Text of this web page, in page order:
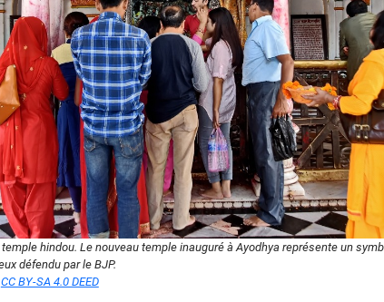
hindou. Le nouveau temple inauguré à Ayodhya représente un
défendu par le BJP.
CC BY-SA 4.0 DEED